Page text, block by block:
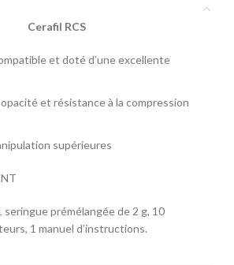
Cerafil RCS
et doté d’une excellente
et résistance à la compression
supérieures
seringue prémélangée de 2 g, 10
1 manuel d’instructions.